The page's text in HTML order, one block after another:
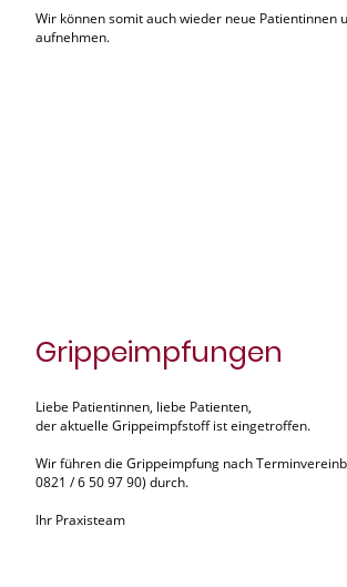
Wir können somit auch wieder neue Patientinnen
aufnehmen.
Grippeimpfungen
Liebe Patientinnen, liebe Patienten,
der aktuelle Grippeimpfstoff ist eingetroffen.
Wir führen die Grippeimpfung nach
0821 / 6 50 97 90) durch.
Ihr Praxisteam